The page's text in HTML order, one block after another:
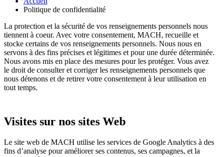
Politique de confidentialité
La protection et la sécurité de vos renseignements personnels nous
tiennent à coeur. Avec votre consentement, MACH, recueille et
stocke certains de vos renseignements personnels. Nous nous en
servons à des fins précises et légitimes et pour une durée déterminée.
Nous avons mis en place des mesures pour les protéger. Vous avez
le droit de consulter et corriger les renseignements personnels que
nous détenons et de retirer votre consentement à leur utilisation en
tout temps.
Visites sur nos sites Web
Le site web de MACH utilise les services de Google Analytics à des
fins d’analyse pour améliorer ses contenus, ses campagnes, et la